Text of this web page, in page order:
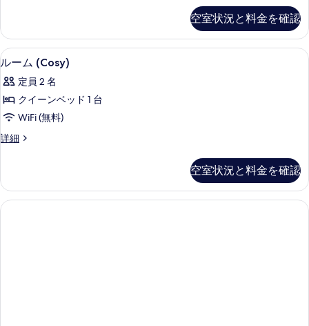
す
る
て
の
写
真
を
表
示
の
詳
細
空室状況と料金を確認
ル
ー
ム
(Cosy)
の
す
て
の
ルーム (Cosy) | 低刺激性寝具、セー
6
ルーム (Cosy)
定員 2 名
クイーンベッド 1 台
WiFi (無料)
詳細
ル
の
詳
細
空室状況と料金を確認